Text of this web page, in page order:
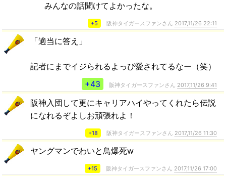
みんなの話聞けてよかったな。
+5 阪神タイガースファンさん 2017,11/26 22:11
「適当に答え」
記者にまでイジられるよっぴ愛されてるなー（笑）
+43
阪神タイガースファンさん 2017,11/26 9:41
阪神入団して更にキャリアハイやってくれたら伝説
になれるぞよしお頑張れよ！
+18 阪神タイガースファンさん 2017,11/26 11:30
ヤングマンでわいと鳥爆死w
+15 阪神タイガースファンさん 2017,11/26 17:00